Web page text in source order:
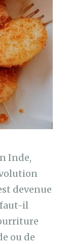
Inde,
devenue
il
ou de